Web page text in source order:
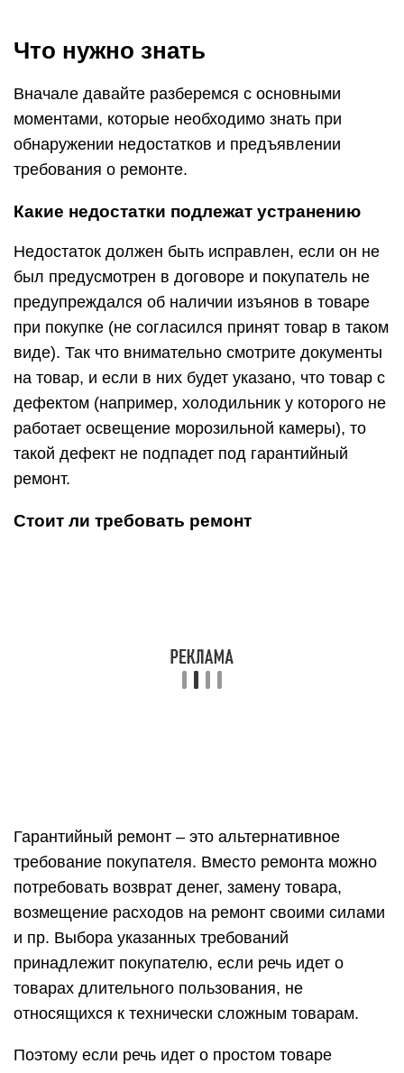
Что нужно знать
Вначале давайте разберемся с основными
моментами, которые необходимо знать при
обнаружении недостатков и предъявлении
требования о ремонте.
Какие недостатки подлежат устранению
Недостаток должен быть исправлен, если он не
был предусмотрен в договоре и покупатель не
предупреждался об наличии изъянов в товаре
при покупке (не согласился принят товар в таком
виде). Так что внимательно смотрите документы
на товар, и если в них будет указано, что товар с
дефектом (например, холодильник у которого не
работает освещение морозильной камеры), то
такой дефект не подпадет под гарантийный
ремонт.
Стоит ли требовать ремонт
Гарантийный ремонт – это альтернативное
требование покупателя. Вместо ремонта можно
потребовать возврат денег, замену товара,
возмещение расходов на ремонт своими силами
и пр. Выбора указанных требований
принадлежит покупателю, если речь идет о
товарах длительного пользования, не
относящихся к технически сложным товарам.
Поэтому если речь идет о простом товаре